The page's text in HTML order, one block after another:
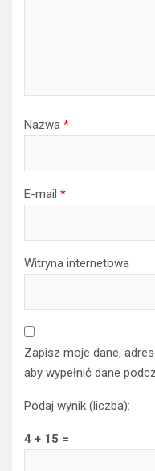
Nazwa *
E-mail *
Witryna internetowa
Zapisz moje dane,
aby wypełnić dane
Podaj wynik (liczba):
4 + 15 =